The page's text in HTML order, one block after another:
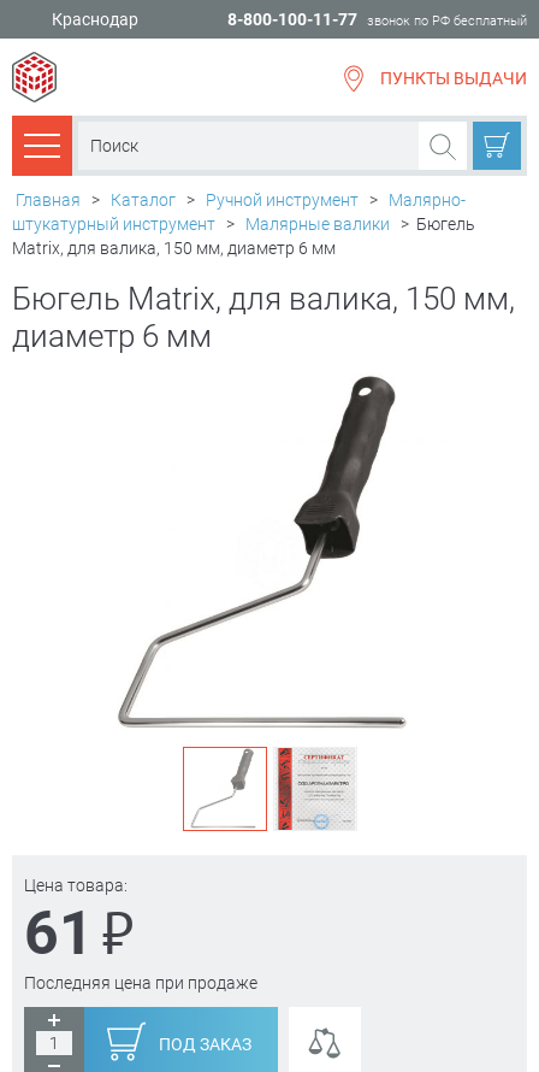
Краснодар 8-800-100-11-77 звонок по РФ бесплатный
ПУНКТЫ ВЫДАЧИ
Каталог товаров
Главная > Каталог > Ручной инструмент >
Малярно-
штукатурный инструмент > Малярные валики > Бюгель
Matrix, для валика, 150 мм, диаметр 6 мм
Бюгель Matrix, для валика, 150 мм,
диаметр 6 мм
Цена товара:
61 ₽
Последняя цена при продаже
ПОД ЗАКАЗ